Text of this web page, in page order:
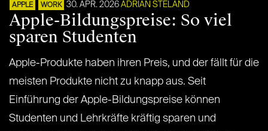
APPLE WORK 30. APR. 2026 ADRIAN STELAND
Apple-Bildungspreise: So viel
sparen Studenten
Apple-Produkte haben ihren Preis, und der fällt für die
meisten Produkte nicht zu knapp aus. Seit
Einführung der Apple-Bildungspreise können
Studenten und Lehrkräfte kräftig sparen und